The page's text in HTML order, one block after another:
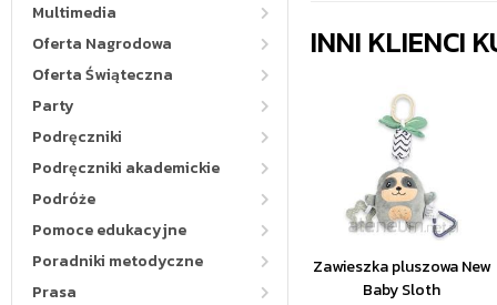
Multimedia
Oferta Nagrodowa
Oferta Świąteczna
Party
Podręczniki
Podręczniki akademickie
Podróże
Pomoce edukacyjne
Poradniki metodyczne
Prasa
INNI KLIENCI
Zawieszka pluszowa New
Baby Sloth